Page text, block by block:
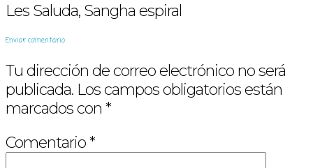
Les Saluda, Sangha espiral
Enviar comentario
Tu dirección de correo electrónico no será
publicada. Los campos obligatorios están
marcados con *
Comentario*